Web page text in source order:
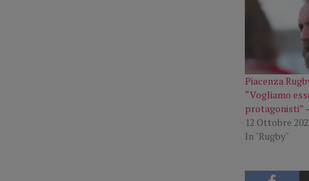
Piacenza
“Vogliamo
protagonisti”
12 Ottobre
In "Rugby"